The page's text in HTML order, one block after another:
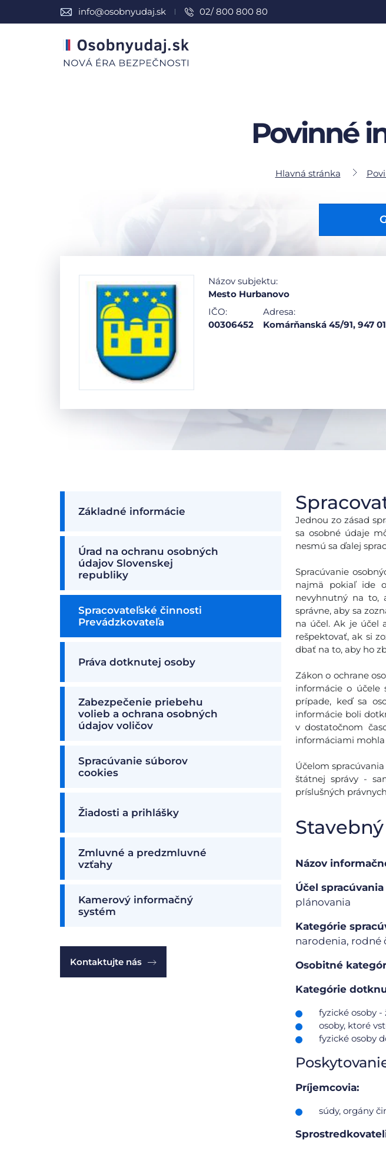
info@osobnyudaj.sk 02/ 800 800 80
Povinné
Hlavná stránka
Názov subjektu:
Mesto Hurbanovo
IČO:
00306452
Adresa:
Komárňanská 45/91, 947
Základné informácie
Úrad na ochranu osobných
údajov Slovenskej
republiky
Spracovateľské činnosti
Prevádzkovateľa
Práva dotknutej osoby
Zabezpečenie priebehu
volieb a ochrana osobných
údajov voličov
Spracúvanie súborov
cookies
Žiadosti a prihlášky
Zmluvné a predzmluvné
vzťahy
Kamerový informačný
systém
Kontaktujte nás
Jednou zo zásad
sa osobné údaje
nesmú sa ďalej
Spracúvanie
najmä pokiaľ ide
nevyhnutný na to,
správne, aby sa
na účel. Ak je účel
rešpektovať, ak si
dbať na to, aby ho
Zákon o ochrane
informácie o účele
prípade, keď sa
informácie boli
v dostatočnom
informáciami
Účelom
štátnej správy -
príslušných
Názov
Účel
plánovania
Kategórie
narodenia, rodné
Osobitné
Kategórie
fyzické osoby -
osoby, ktoré
fyzické osoby
Príjemcovia:
súdy, orgány